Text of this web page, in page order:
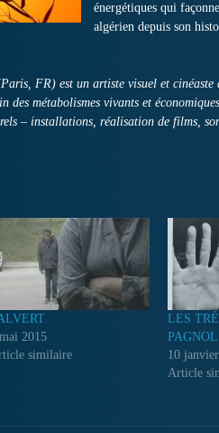
énergétiques qui
algérien depuis son
FR) est un artiste visuel et cinéaste
des métabolismes vivants et
– installations, réalisation de films,
2015
similaire
LES
PAGNOL
10
Article